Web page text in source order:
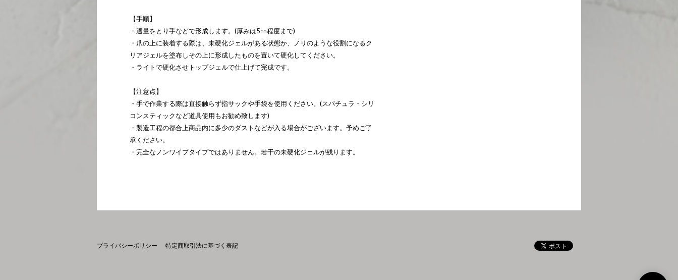
【手順】
・適量をとり手などで形成します。(厚みは5㎜程度まで)
・爪の上に装着する際は、未硬化ジェルがある状態か、ノリのような役割になるク
リアジェルを塗布しその上に形成したものを置いて硬化してください。
・ライトで硬化させトップジェルで仕上げて完成です。
【注意点】
・手で作業する際は直接触らず指サックや手袋を使用ください。(スパチュラ・シリ
コンスティックなど道具使用もお勧め致します)
・製造工程の都合上商品内に多少のダストなどが入る場合がございます。予めご了
承ください。
・完全なノンワイプタイプではありません。若干の未硬化ジェルが残ります。
プライバシーポリシー 特定商取引法に基づく表記